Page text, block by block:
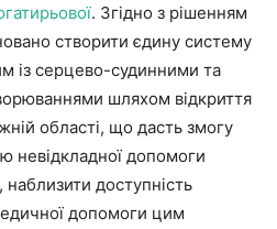
. Згідно з рішенням
створити єдину систему
із серцево-судинними та
шляхом відкриття
області, що дасть змогу
невідкладної допомоги
наблизити доступність
допомоги цим